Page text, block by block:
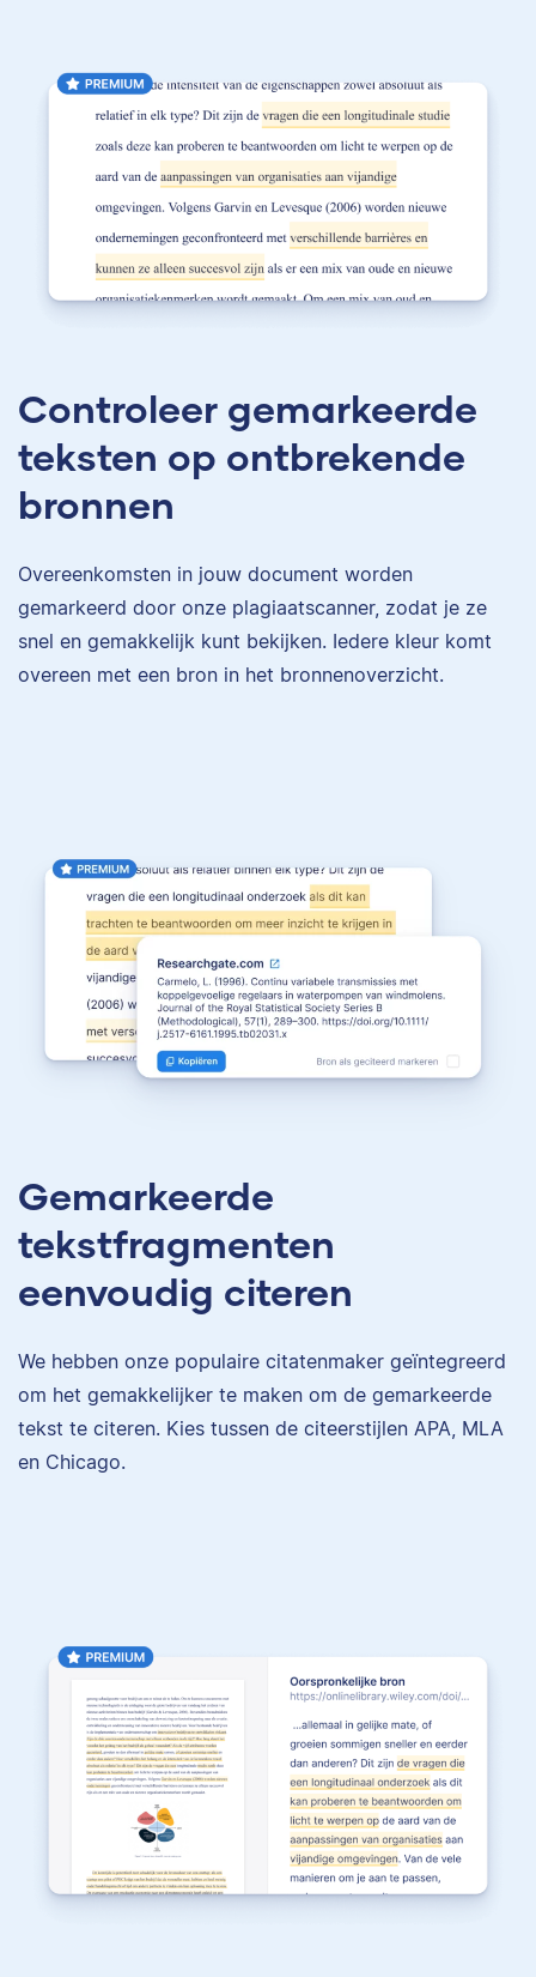
Controleer gemarkeerde
teksten op ontbrekende
bronnen
Overeenkomsten in jouw document worden
gemarkeerd door onze plagiaatscanner, zodat je ze
snel en gemakkelijk kunt bekijken. Iedere kleur komt
overeen met een bron in het bronnenoverzicht.
Gemarkeerde
tekstfragmenten
eenvoudig citeren
We hebben onze populaire citatenmaker geïntegreerd
om het gemakkelijker te maken om de gemarkeerde
tekst te citeren. Kies tussen de citeerstijlen APA, MLA
en Chicago.